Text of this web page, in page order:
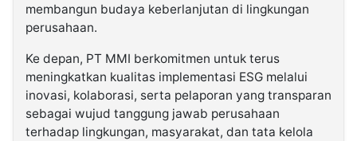
membangun budaya keberlanjutan di lingkungan
perusahaan.
Ke depan, PT MMI berkomitmen untuk terus
meningkatkan kualitas implementasi ESG melalui
inovasi, kolaborasi, serta pelaporan yang transparan
sebagai wujud tanggung jawab perusahaan
terhadap lingkungan, masyarakat, dan tata kelola